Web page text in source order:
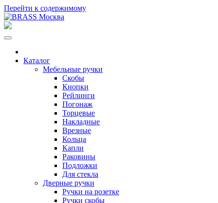
Перейти к содержимому
Каталог
Мебельные ручки
Скобы
Кнопки
Рейлинги
Погонаж
Торцевые
Накладные
Врезные
Кольца
Капли
Раковины
Подложки
Для стекла
Дверные ручки
Ручки на розетке
Ручки скобы